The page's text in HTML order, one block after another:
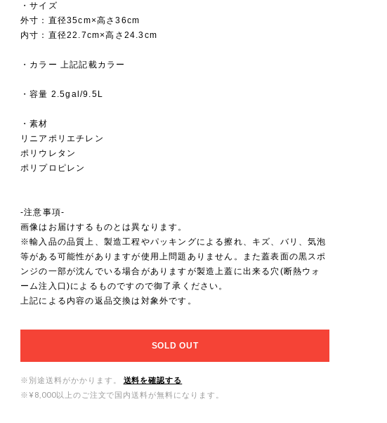
・サイズ
外寸：直径35cm×高さ36cm
内寸：直径22.7cm×高さ24.3cm
・カラー 上記記載カラー
・容量 2.5gal/9.5L
・素材
リニアポリエチレン
ポリウレタン
ポリプロピレン
-注意事項-
画像はお届けするものとは異なります。
※輸入品の品質上、製造工程やパッキングによる擦れ、キズ、バリ、気泡
等がある可能性がありますが使用上問題ありません。また蓋表面の黒スポ
ンジの一部が沈んでいる場合がありますが製造上蓋に出来る穴(断熱ウォ
ーム注入口)によるものですので御了承ください。
上記による内容の返品交換は対象外です。
SOLD OUT
※別途送料がかかります。
送料を確認する
※¥8,000以上のご注文で国内送料が無料になります。